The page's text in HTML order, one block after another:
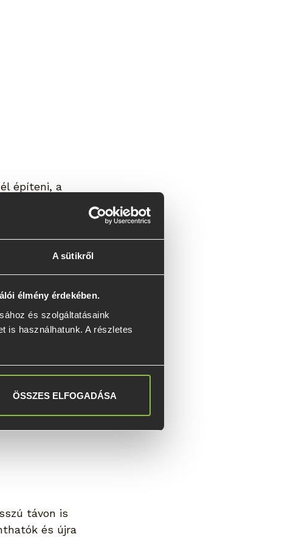
A sütikről
élmény érdekében.
és szolgáltatásaink
is használhatunk. A részletes
ÖSSZES ELFOGADÁSA
építeni, a
telepítése akár
az új terasz
távon is
és újra